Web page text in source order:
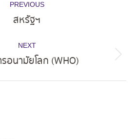
PREVIOUS
Previous
สหรัฐฯ
NEXT
Next
อนามัยโลก (WHO)